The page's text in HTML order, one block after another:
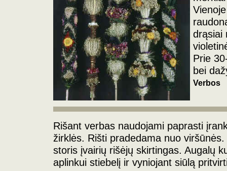
drąsiai
Prie
bei
Verbos
Rišant verbas naudojami paprasti
žirklės. Rišti pradedama nuo
storis įvairių rišėjų skirtingas. Augalų
aplinkui stiebelį ir vyniojant siūlą